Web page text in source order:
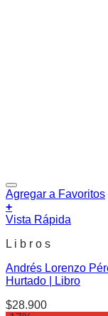
Agregar a Favoritos
+
Vista Rápida
L i b r o s
Andrés Lorenzo
Hurtado | Libro
$28.900